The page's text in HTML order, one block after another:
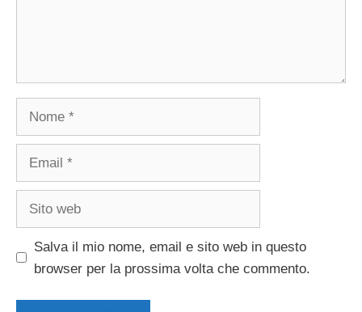
Salva il mio nome, email e sito web in questo
browser per la prossima volta che commento.